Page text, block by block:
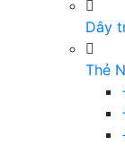
Dây
Thẻ